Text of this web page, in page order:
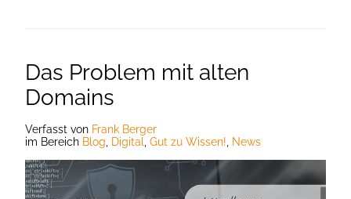
Das Problem mit alten
Domains
Verfasst von Frank Berger
im Bereich Blog Digital Gut zu Wissen! News